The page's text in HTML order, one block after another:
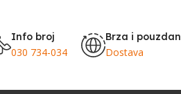
Info broj
030 734-034
Brza i
Dostava